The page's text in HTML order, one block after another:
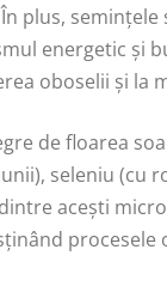
plus,
energetic și
oboselii și la
de floarea
seleniu (cu
acești